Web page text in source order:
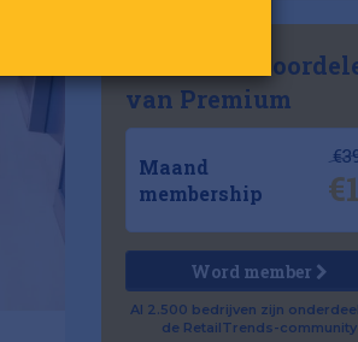
Ontdek de
van Premium
Maand
membership
Word member
Al 2.500 bedrijven zijn
de RetailTrends-community